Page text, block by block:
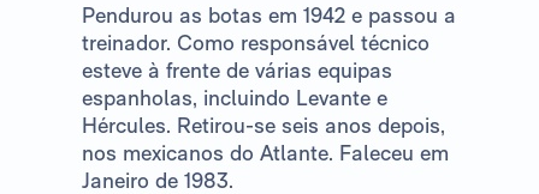
Pendurou as botas em 1942 e passou a
treinador. Como responsável técnico
esteve à frente de várias equipas
espanholas, incluindo Levante e
Hércules. Retirou-se seis anos depois,
nos mexicanos do Atlante. Faleceu em
Janeiro de 1983.